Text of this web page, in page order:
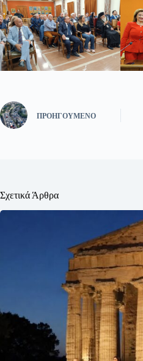
ΠΡΟΗΓΟΎΜΕΝΟ
Σχετικά Άρθρα